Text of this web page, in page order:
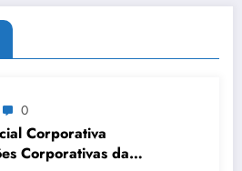
0
Corporativa
Corporativas da